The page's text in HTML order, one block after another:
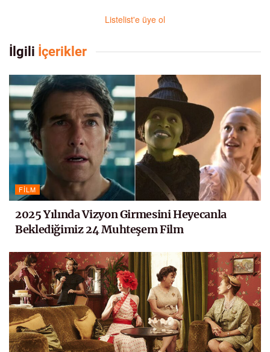
Listelist'e üye ol
İlgili İçerikler
FILM
2025 Yılında Vizyon Girmesini Heyecanla
Beklediğimiz 24 Muhteşem Film